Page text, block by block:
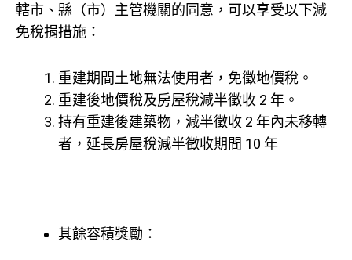
轄市、縣（市）主管機關的同意，可以享受以下減
免稅捐措施：
重建期間土地無法使用者，免徵地價稅。
重建後地價稅及房屋稅減半徵收 2 年。
持有重建後建築物，減半徵收 2 年內未移轉
者，延長房屋稅減半徵收期間 10 年
其餘容積獎勵：